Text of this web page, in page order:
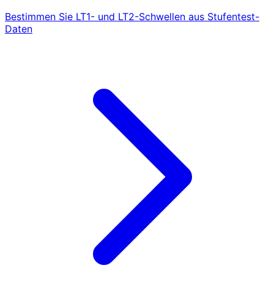
Bestimmen Sie LT1- und LT2-Schwellen aus Stufentest-
Daten